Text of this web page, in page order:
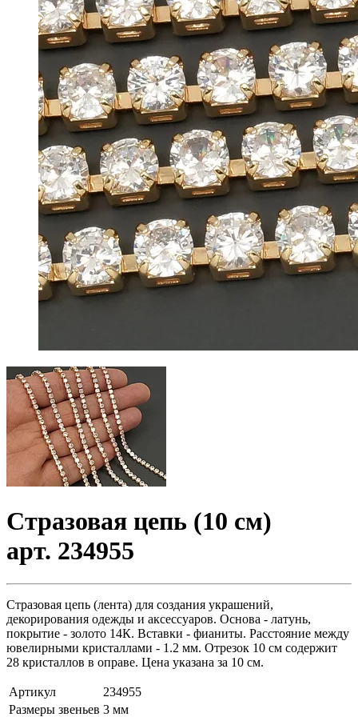
Стразовая цепь (10 см)
арт. 234955
Стразовая цепь (лента) для создания украшений,
декорирования одежды и аксессуаров. Основа - латунь,
покрытие - золото 14К. Вставки - фианиты. Расстояние между
ювелирными кристаллами - 1.2 мм. Отрезок 10 см содержит
28 кристаллов в оправе. Цена указана за 10 см.
Артикул
234955
Размеры звеньев 3 мм